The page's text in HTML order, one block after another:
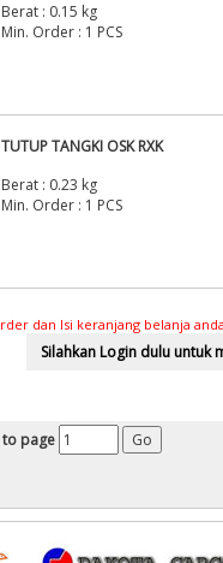
Berat : 0.15 kg
Min. Order : 1 PCS
TUTUP TANGKI OSK RXK
Berat : 0.23 kg
Min. Order : 1 PCS
dan Isi keranjang belanja
to page